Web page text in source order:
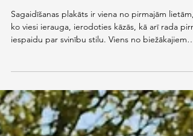
izvēlēties?
Sagaidīšanas plakāts ir viena no pirmajām lietām,
drukāt kāzu sagaidīšanas plakātu? Es izgatavoju
sagaidīšanas plakātus uz komatex plāksnes,
organiskā stikla (jeb akrila) un auduma. Katram
materiālam ir savas priekšrocības un trūkumi.